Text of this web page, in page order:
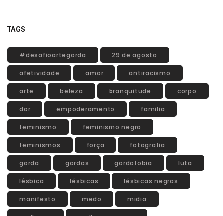
TAGS
#desafioartegorda 29 de agosto
afetividade amor antiracismo
arte beleza branquitude corpo
dor empoderamento familia
feminismo feminismo negro
feminismos força fotografia
gorda gordas gordofobia luta
lésbica lésbicas lésbicas negras
manifesto medo midia